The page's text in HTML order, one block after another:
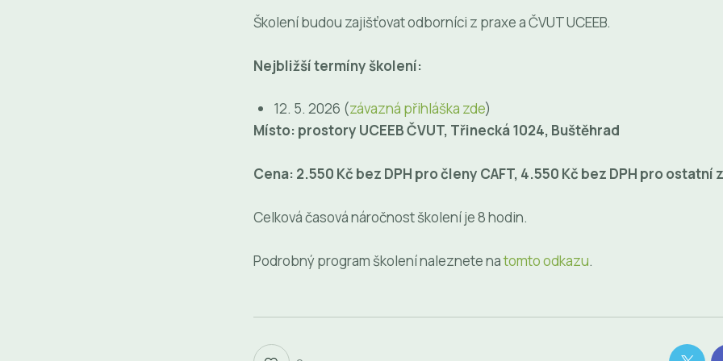
Školení budou zajišťovat odborníci z praxe a ČVUT UCEEB.
Nejbližší termíny školení:
12. 5. 2026 (závazná přihláška zde)
Místo: prostory UCEEB ČVUT, Třinecká 1024, Buštěhrad
Cena: 2.550 Kč bez DPH pro členy CAFT, 4.550 Kč bez DPH pro ostatní
Celková časová náročnost školení je 8 hodin.
Podrobný program školení naleznete natomto odkazu.